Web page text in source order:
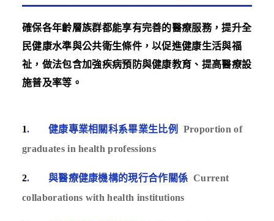
確保各年齡層族群都能享有完善的醫療服務，提升全
民健康水準與公共衛生條件，以促進健康生活與福
祉，做法包含加強疾病預防與健康教育、提高醫療設
施普及率等。
1. 健康專業相關科系畢業生比例 Proportion of
graduates in health professions
2. 與醫療健康機構的現行合作關係Current
collaborations with health institutions